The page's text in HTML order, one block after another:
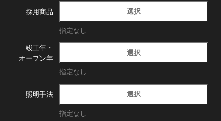
採用商品 選択
指定なし
竣工年・
オープン年
選択
指定なし
照明手法 選択
指定なし